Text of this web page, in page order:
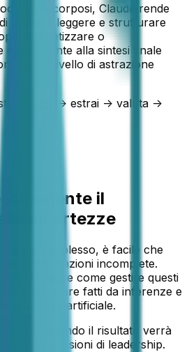
corposi, Claude rende
prima di leggere e strutturare
di sintetizzare o
direttamente alla sintesi finale
o a un livello di astrazione
è: leggi -> estrai -> valuta ->
il
incertezze
e complesso, è facile che
o informazioni incomplete.
a Claude come gestire questi
separare fatti da inferenze e
sicurezza artificiale.
utile quando il risultato verrà
o in decisioni di leadership.